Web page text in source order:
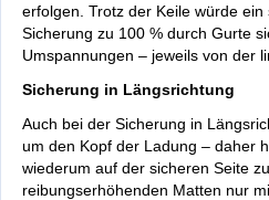
erfolgen. Trotz der Keile würde
Sicherung zu 100 % durch Gurte
Umspannungen – jeweils von der
Sicherung in Längsrichtung
Auch bei der Sicherung in
um den Kopf der Ladung – daher
wiederum auf der sicheren Seite
reibungserhöhenden Matten nur